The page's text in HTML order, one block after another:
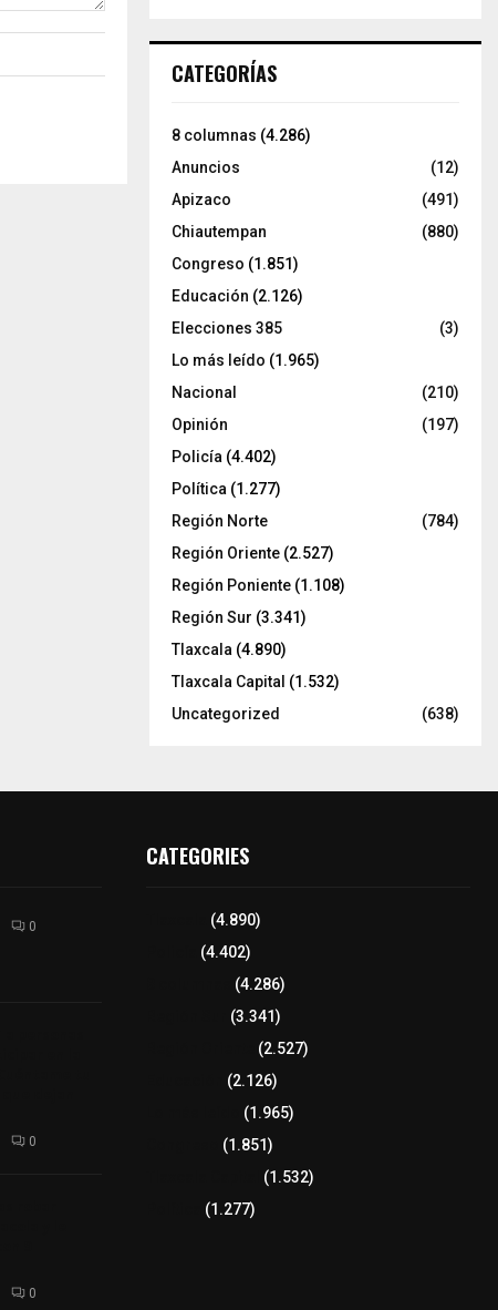
CATEGORÍAS
8 columnas (4.286)
Anuncios
(12)
Apizaco
(491)
Chiautempan
(880)
Congreso (1.851)
Educación (2.126)
Elecciones 385
(3)
Lo más leído (1.965)
Nacional
(210)
Opinión
(197)
Policía (4.402)
Política (1.277)
Región Norte
(784)
Región Oriente (2.527)
Región Poniente (1.108)
Región Sur (3.341)
Tlaxcala (4.890)
Tlaxcala Capital (1.532)
Uncategorized
(638)
0
0
0
CATEGORIES
(4.890)
(4.402)
(4.286)
(3.341)
(2.527)
(2.126)
(1.965)
(1.851)
(1.532)
(1.277)